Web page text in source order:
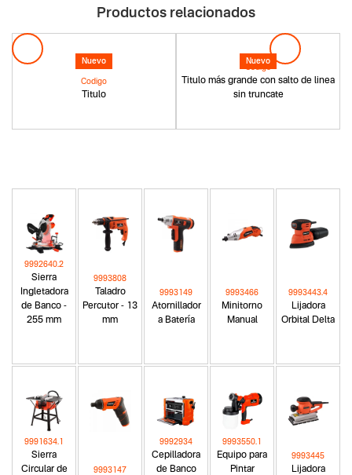
Productos relacionados
Nuevo
Titulo
Codigo
Nuevo
Titulo más grande con salto de linea
sin truncate
Codigo
Sierra
Ingletadora
de Banco -
255 mm
9992640.2
Taladro
Percutor - 13
mm
9993808
Atornillador
a Batería
9993149
Minitorno
Manual
9993466
Lijadora
Orbital Delta
9993443.4
Sierra
Circular de
9991634.1
9993147
Cepilladora
de Banco
9992934
Equipo para
Pintar
9993550.1
Lijadora
9993445